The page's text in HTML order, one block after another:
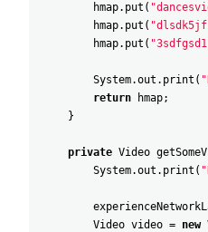
hmap. put (
hmap. put (
hmap. put (
System.out . print (
return
hmap;
}
private Video
System.out . print (
Video video = new